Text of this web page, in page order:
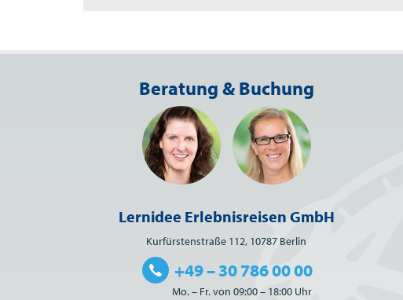
Beratung & Buchung
Lernidee Erlebnisreisen GmbH
Kurfürstenstraße 112, 10787 Berlin
+49 – 30 786 00 00
Mo. – Fr. von 09:00 – 18:00 Uhr